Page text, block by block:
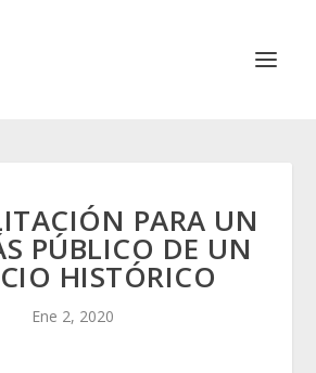
PARA UN
PÚBLICO DE UN
HISTÓRICO
Ene 2, 2020